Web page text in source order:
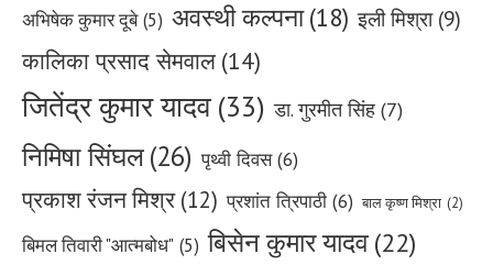
अभिषेक कुमार दूबे (5) अवस्थी कल्पना (18) इली मिश्रा (9)
कालिका प्रसाद सेमवाल (14)
जितेंद्र कुमार यादव (33) डा. गुरमीत सिंह (7)
निमिषा सिंघल(26) पृथ्वी दिवस (6)
प्रकाश रंजन मिश्र (12) प्रशांत त्रिपाठी (6) बाल कृष्ण मिश्रा (2)
बिमल तिवारी "आत्मबोध" (5) बिसेन कुमार यादव(22)